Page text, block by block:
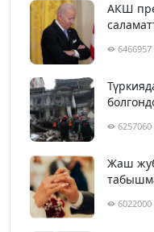
АКШ
6466957
6257060
Жаш
6022000